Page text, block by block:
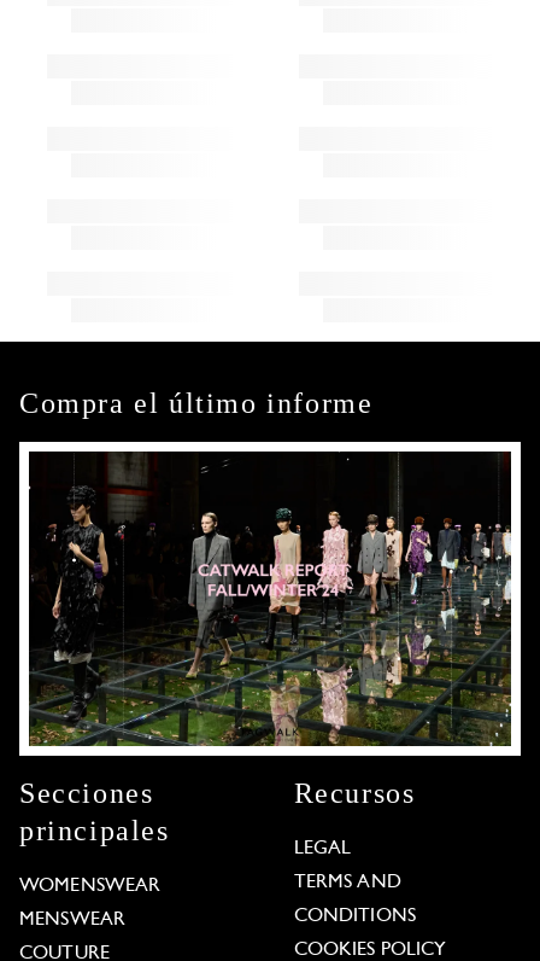
Compra el último informe
Secciones
principales
WOMENSWEAR
MENSWEAR
COUTURE
Recursos
LEGAL
TERMS AND
CONDITIONS
COOKIES POLICY